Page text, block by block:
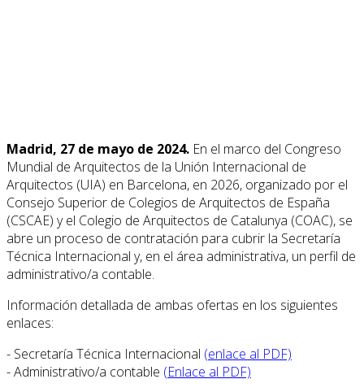
Madrid, 27 de mayo de 2024. En el marco del Congreso
Mundial de Arquitectos de la Unión Internacional de
Arquitectos (UIA) en Barcelona, en 2026, organizado por el
Consejo Superior de Colegios de Arquitectos de España
(CSCAE) y el Colegio de Arquitectos de Catalunya (COAC), se
abre un proceso de contratación para cubrir la Secretaría
Técnica Internacional y, en el área administrativa, un perfil de
administrativo/a contable.
Información detallada de ambas ofertas en los siguientes
enlaces:
- Secretaría Técnica Internacional (enlace al PDF)
- Administrativo/a contable (Enlace al PDF)